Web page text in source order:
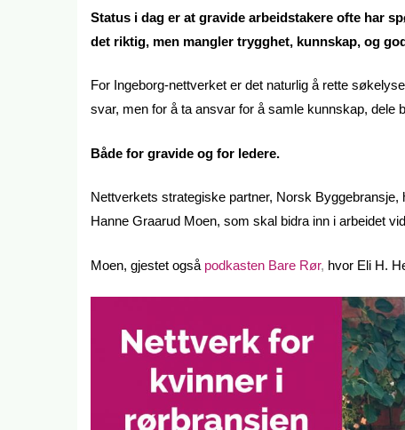
Status i dag er at gravide arbeidstakere ofte har
det riktig, men mangler trygghet, kunnskap, og
For Ingeborg-nettverket er det naturlig å rette
svar, men for å ta ansvar for å samle kunnskap, dele
Både for gravide og for ledere.
Nettverkets strategiske partner, Norsk
Hanne Graarud Moen, som skal bidra inn i arbeidet
Moen, gjestet også podkasten Bare Rør, hvor Eli H.